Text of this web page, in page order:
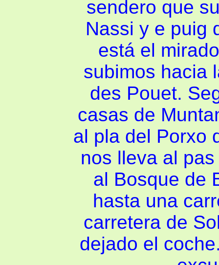
sendero que
Nassi y e puig
está el
subimos hacia
des Pouet.
casas de
al pla del Porxo
nos lleva al
al Bosque de
hasta una
carretera de
dejado el